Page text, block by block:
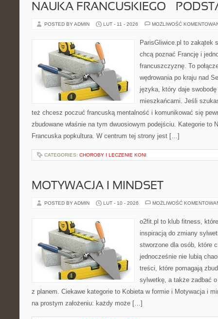
NAUKA FRANCUSKIEGO –
POSTED BY ADMIN LUT - 11 - 2026 MOŻLIWOŚĆ
ParisGliwice.pl to zakątek
chcą poznać Francję i
francuszczyznę. To
wędrowania po kraju nad
języka, który daje
mieszkańcami. Jeśli
też chcesz poczuć francuską mentalność i komunikować się
zbudowane właśnie na tym dwuosiowym podejściu. Kategorie to
Francuska popkultura. W centrum tej strony jest […]
CATEGORIES: CHOROBY I LECZENIE KONI
MOTYWACJA I MINDSET
POSTED BY ADMIN LUT - 10 - 2026 MOŻLIWOŚĆ
o2fit.pl to klub fitness,
inspiracją do zmiany
stworzone dla osób, które
jednocześnie nie lubią
treści, które pomagają
sylwetkę, a także zadbać
z planem. Ciekawe kategorie to Kobieta w formie i Motywacja i
na prostym założeniu: każdy może […]